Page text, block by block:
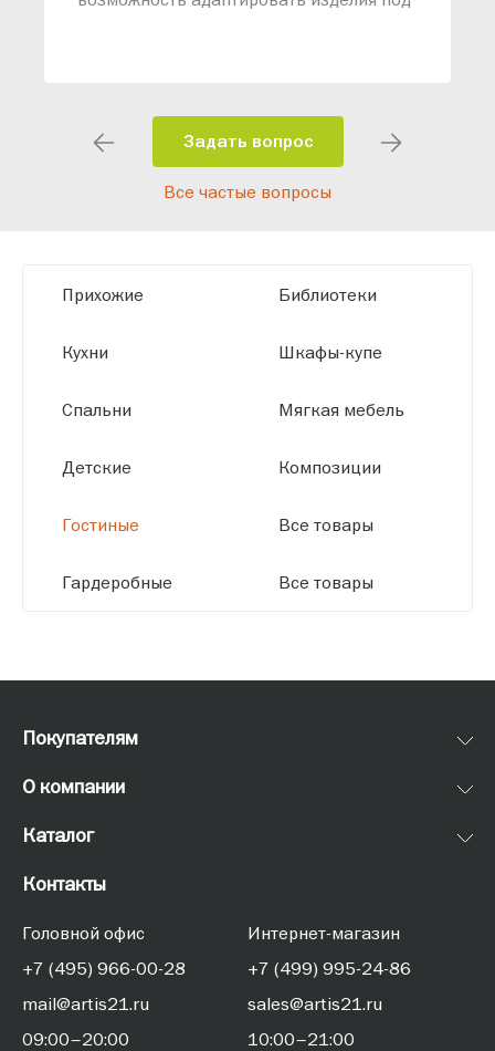
помещения и личные пожелания.
Благодаря современному
высокотехнологичному оборудованию
размерам.
Задать вопрос
Все частые вопросы
Прихожие
Кухни
Спальни
Детские
Гостиные
Гардеробные
Библиотеки
Шкафы-купе
Мягкая мебель
Композиции
Все товары
Все товары
Покупателям
О компании
Каталог
Контакты
Головной офис
+7 (495) 966-00-28
mail@artis21.ru
09:00–20:00
Интернет-магазин
+7 (499) 995-24-86
sales@artis21.ru
10:00–21:00